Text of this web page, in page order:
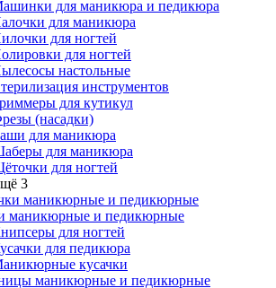
для маникюра и педикюра
для маникюра
для ногтей
для ногтей
настольные
инструментов
для кутикул
(насадки)
для маникюра
для маникюра
для ногтей
3
маникюрные и педикюрные
для ногтей
для педикюра
кусачки